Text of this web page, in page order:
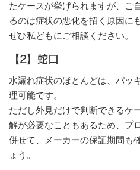
たケースが挙げられますが、ご
るのは症状の悪化を招く原因に
ぜひ私どもにご相談ください。
【2】蛇口
水漏れ症状のほとんどは、パッ
理可能です。
ただし外見だけで判断できるケ
解が必要なこともあるため、プ
併せて、メーカーの保証期間も
ょう。